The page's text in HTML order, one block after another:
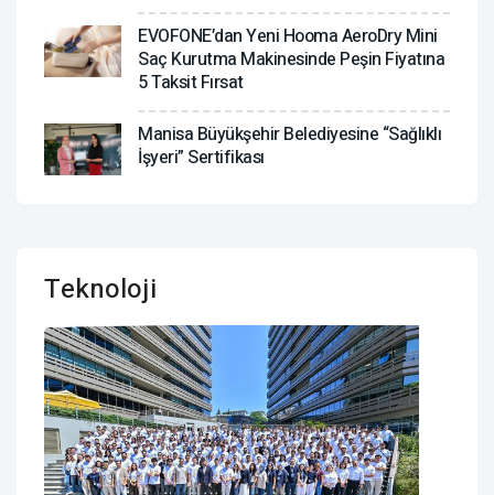
EVOFONE’dan Yeni Hooma AeroDry Mini
Saç Kurutma Makinesinde Peşin Fiyatına
5 Taksit Fırsat
Manisa Büyükşehir Belediyesine “Sağlıklı
İşyeri” Sertifikası
Teknoloji